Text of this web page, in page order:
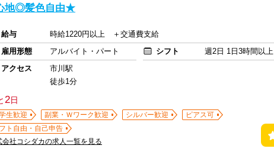
地◎髪色自由★
給与
時給1220円以上 ＋交通費支給
雇用形態
アルバイト・パート シフト
週2日 1日3時間以上
アクセス
市川駅
徒歩1分
2日
生歓迎 副業・Ｗワーク歓迎 シルバー歓迎
ピアス可
ト自由・自己申告
会社コシダカの求人一覧を見る